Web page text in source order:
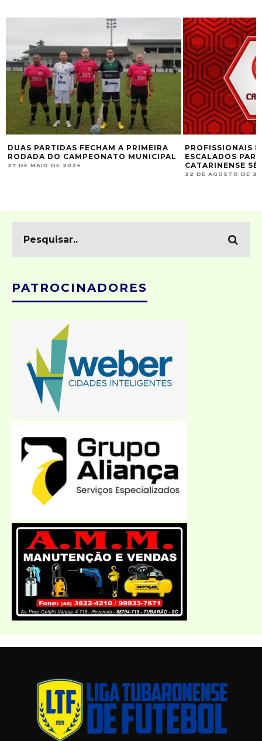
DUAS PARTIDAS FECHAM A PRIMEIRA
RODADA DO CAMPEONATO MUNICIPAL
27 DE MAIO DE 2024
PROFISSIONAIS
ESCALADOS
CATARINENSE
22 DE AGOSTO DE
PATROCINADORES